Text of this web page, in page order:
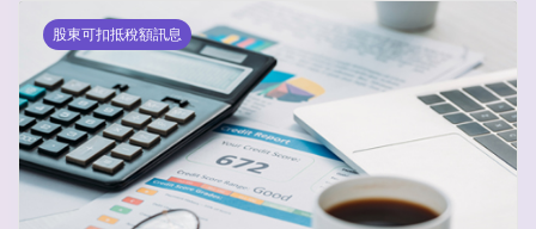
股東可扣抵稅額訊息